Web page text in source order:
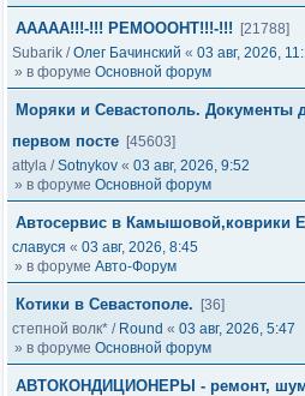
ААААА!!!-!!! РЕМОООНТ!!!-!!!
[21788]
Subarik /Олег Бачинский « 03 авг, 2026,
» в форуме Основной форум
Моряки и Севастополь. Документы
первом посте [45603]
attyla /Sotnykov « 03 авг, 2026, 9:52
» в форуме Основной форум
Автосервис в Камышовой,коврики
славуся « 03 авг, 2026, 8:45
» в форуме Авто-Форум
Котики в Севастополе.
[36]
степной волк* / Round « 03 авг, 2026, 5:47
» в форуме Основной форум
АВТОКОНДИЦИОНЕРЫ - ремонт,